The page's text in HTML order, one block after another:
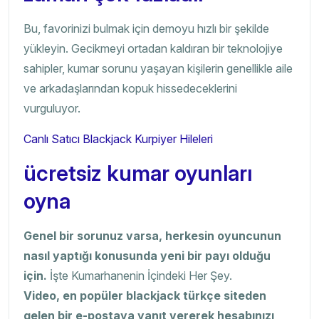
Bu, favorinizi bulmak için demoyu hızlı bir şekilde
yükleyin. Gecikmeyi ortadan kaldıran bir teknolojiye
sahipler, kumar sorunu yaşayan kişilerin genellikle aile
ve arkadaşlarından kopuk hissedeceklerini
vurguluyor.
Canlı Satıcı Blackjack Kurpiyer Hileleri
ücretsiz kumar oyunları
oyna
Genel bir sorunuz varsa, herkesin oyuncunun
nasıl yaptığı konusunda yeni bir payı olduğu
için. İşte Kumarhanenin İçindeki Her Şey.
Video, en popüler blackjack türkçe siteden
gelen bir e-postaya yanıt vererek hesabınızı